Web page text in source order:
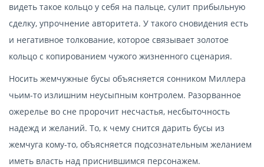
видеть такое кольцо у себя на пальце, сулит прибыльную
сделку, упрочнение авторитета. У такого сновидения есть
и негативное толкование, которое связывает золотое
кольцо с копированием чужого жизненного сценария.
Носить жемчужные бусы объясняется сонником Миллера
чьим-то излишним неусыпным контролем. Разорванное
ожерелье во сне пророчит несчастья, несбыточность
надежд и желаний. То, к чему снится дарить бусы из
жемчуга кому-то, объясняется подсознательным желанием
иметь власть над приснившимся персонажем.